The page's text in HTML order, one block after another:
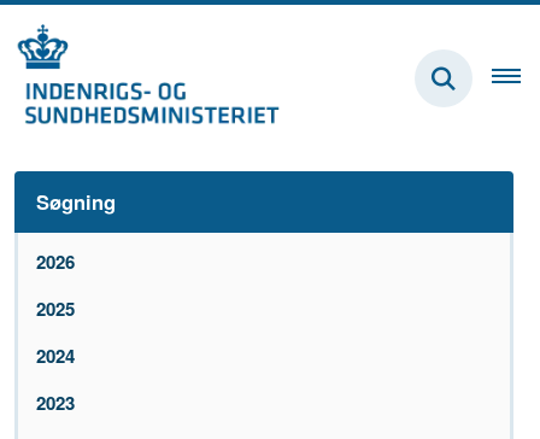
Søgning
2026
2025
2024
2023